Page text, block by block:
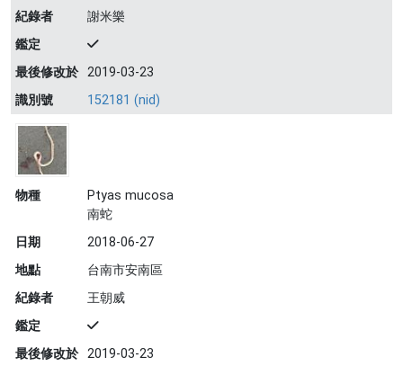
紀錄者
謝米樂
鑑定
最後修改於 2019-03-23
識別號
152181 (nid)
物種
Ptyas mucosa
南蛇
日期
2018-06-27
地點
台南市安南區
紀錄者
王朝威
鑑定
最後修改於 2019-03-23